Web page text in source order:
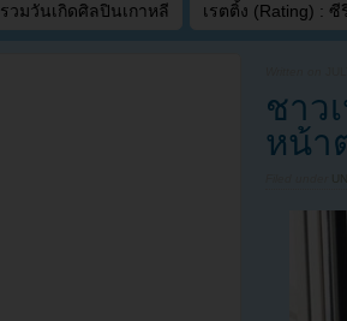
รวมวันเกิดศิลปินเกาหลี เรตติ้ง (Rating) : ซี
ชาว
หน้า